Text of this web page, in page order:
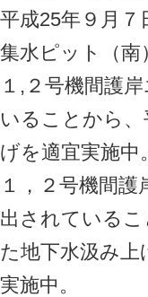
平成25年９月
集水ピット（南
１,２号機間護
いることから
げを適宜実施中。
１，２号機間
出されている
た地下水汲み上
実施中。